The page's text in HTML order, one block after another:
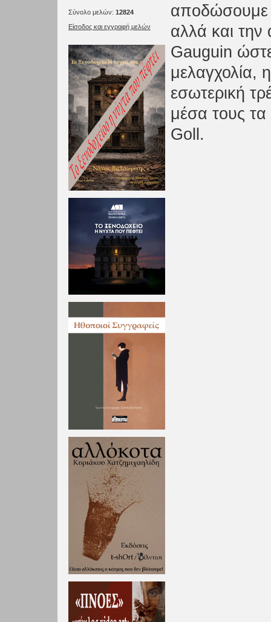
Σύνολο μελών: 12824
Είσοδος και εγγραφή μελών
αποδώσουμε
αλλά και
Gauguin
μελαγχολία,
εσωτερική
μέσα τους τα
Goll.